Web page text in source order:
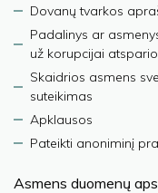
Dovanų tvarkos
Padalinys ar
už korupcijai
Skaidrios asmens
suteikimas
Apklausos
Pateikti anoniminį
Asmens duomenų